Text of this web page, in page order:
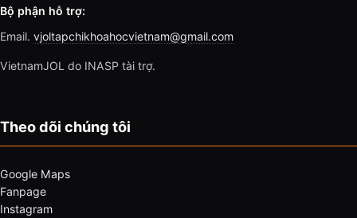
Bộ phận hỗ trợ:
Email. vjoltapchikhoahocvietnam@gmail.com
VietnamJOL do INASP tài trợ.
Theo dõi chúng tôi
Google Maps
Fanpage
Instagram